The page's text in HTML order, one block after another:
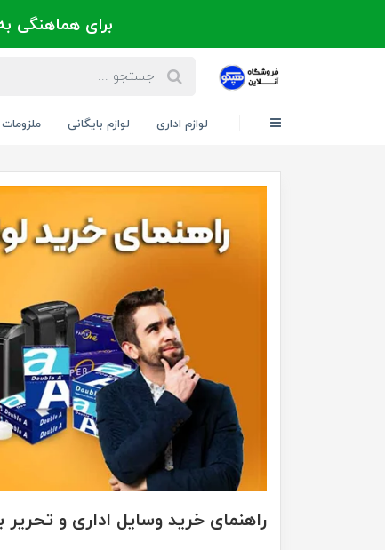
برای هماهنگی به شماره 021-88300171 یا
لوازم اداری لوازم بایگانی
راهنمای خرید وسایل اداری و تحریر برای